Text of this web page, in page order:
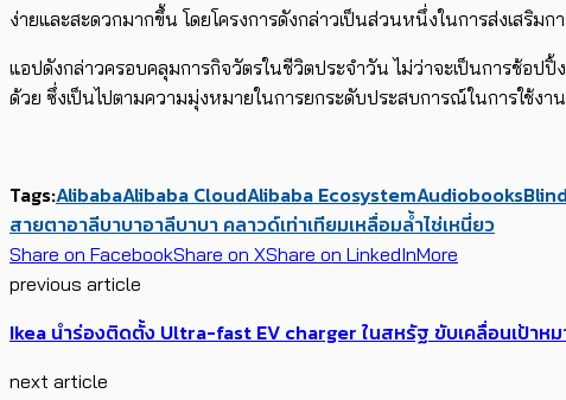
ง่ายและสะดวกมากขึ้น โดยโครงการดังกล่าวเป็นส่วนหนึ่งในการส่งเสริม
แอปดังกล่าวครอบคลุมการกิจวัตรในชีวิตประจำวัน ไม่ว่าจะเป็นการช้อปปิ้
ด้วย ซึ่งเป็นไปตามความมุ่งหมายในการยกระดับประสบการณ์ในการใช้ง
Tags:AlibabaAlibaba CloudAlibaba EcosystemAudiobooks
สายตาอาลีบาบาอาลีบาบา คลาวด์เท่าเทียมเหลื่อมล้ำไช่เหนี่ยว
Share on FacebookShare on XShare on LinkedInMore
previous article
Ikea นำร่องติดตั้ง Ultra-fast EV charger ในสหรัฐ ขับเคลื่อนเป้าห
next article